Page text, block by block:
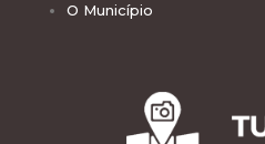
O Município